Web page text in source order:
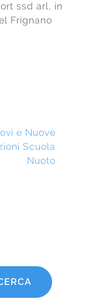
ssd arl, in
Frignano
e Nuove
Scuola
Nuoto